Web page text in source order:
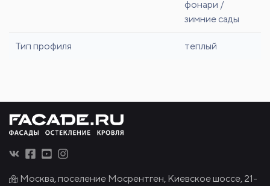
фонари /
зимние сады
Тип профиля теплый
Москва, поселение Мосрентген, Киевское шоссе, 21-